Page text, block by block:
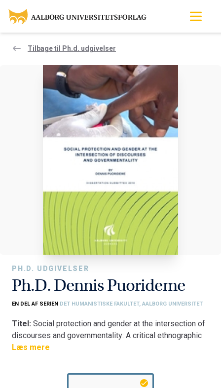
Tilbage til Ph.d. udgivelser
PH.D. UDGIVELSER
Ph.D. Dennis Puorideme
EN DEL AF SERIEN DET HUMANISTISKE FAKULTET, AALBORG UNIVERSITET
Titel: Social protection and gender at the intersection of
discourses and governmentality: A critical ethnographic
study of the LEAP cash transfer programme in Ghana
Institut for Kultur og Globale Studier
Læs mere